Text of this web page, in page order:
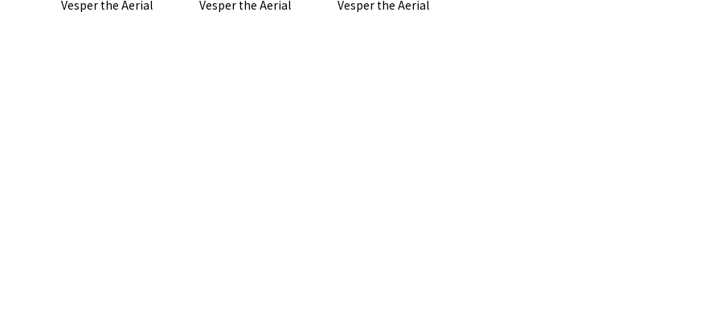
Vesper the Aerial Vesper the Aerial Vesper the Aerial